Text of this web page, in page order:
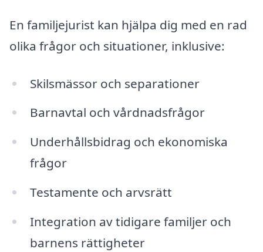
En familjejurist kan hjälpa dig med en rad
olika frågor och situationer, inklusive:
Skilsmässor och separationer
Barnavtal och vårdnadsfrågor
Underhållsbidrag och ekonomiska
frågor
Testamente och arvsrätt
Integration av tidigare familjer och
barnens rättigheter